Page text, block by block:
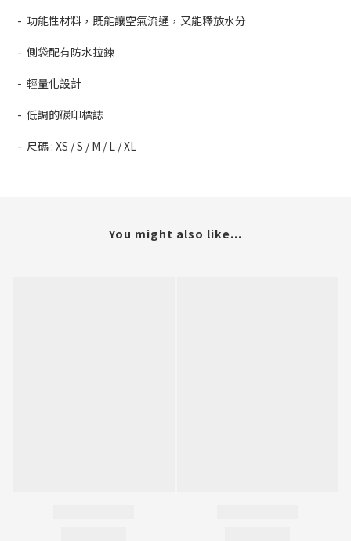
- 功能性材料，既能讓空氣流通，又能釋放水分
- 側袋配有防水拉鍊
- 輕量化設計
- 低調的碳印標誌
- 尺碼 : XS / S / M / L / XL
You might also like...